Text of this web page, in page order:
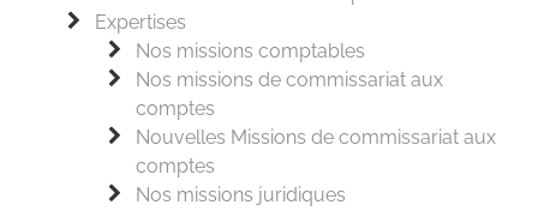
Expertises
Nos missions comptables
Nos missions de commissariat aux
comptes
Nouvelles Missions de commissariat aux
comptes
Nos missions juridiques